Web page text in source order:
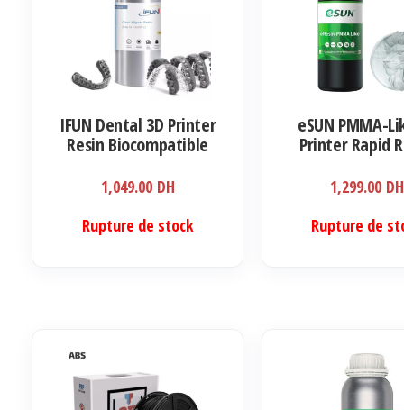
IFUN Dental 3D Printer
Resin Biocompatible
Transparent Braces
1,049.00 DH
Rupture de stock
eSUN PMMA-
Printer Rapid
405nm LCD
Ultra 1,299.00 DH
Rupture de